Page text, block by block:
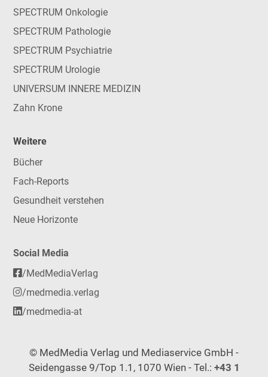
SPECTRUM Onkologie
SPECTRUM Pathologie
SPECTRUM Psychiatrie
SPECTRUM Urologie
UNIVERSUM INNERE MEDIZIN
Zahn Krone
Weitere
Bücher
Fach-Reports
Gesundheit verstehen
Neue Horizonte
Social Media
/MedMediaVerlag
/medmedia.verlag
/medmedia-at
© MedMedia Verlag und Mediaservice GmbH -
Seidengasse 9/Top 1.1, 1070 Wien - Tel.: +43 1